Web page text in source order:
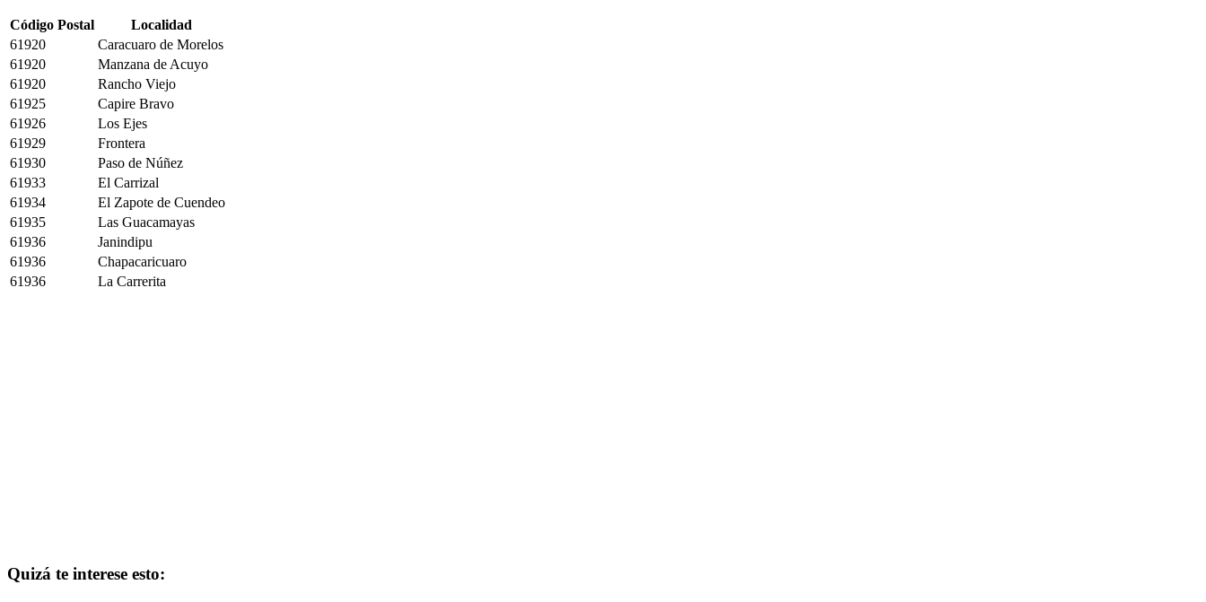
Código Postal
Localidad
61920
Caracuaro de Morelos
61920
Manzana de Acuyo
61920
Rancho Viejo
61925
Capire Bravo
61926
Los Ejes
61929
Frontera
61930
Paso de Núñez
61933
El Carrizal
61934
El Zapote de Cuendeo
61935
Las Guacamayas
61936
Janindipu
61936
Chapacaricuaro
61936
La Carrerita
Quizá te interese esto: